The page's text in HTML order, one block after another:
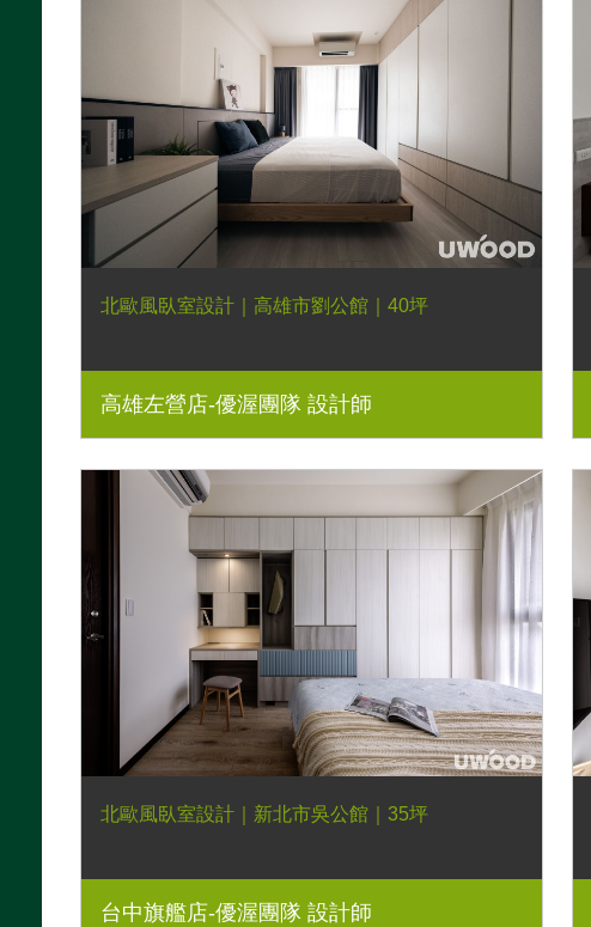
北歐風臥室設計｜高雄市劉公館｜40坪
高雄左營店-優渥團隊 設計師
北歐風臥室設計｜新北市吳公館｜35坪
台中旗艦店-優渥團隊 設計師